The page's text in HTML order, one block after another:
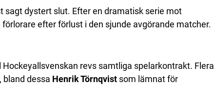
sagt dystert slut. Efter en dramatisk serie mot
efter förlust i den sjunde avgörande matcher.
revs samtliga spelarkontrakt. Flera
bland dessa Henrik Törnqvist som lämnat för